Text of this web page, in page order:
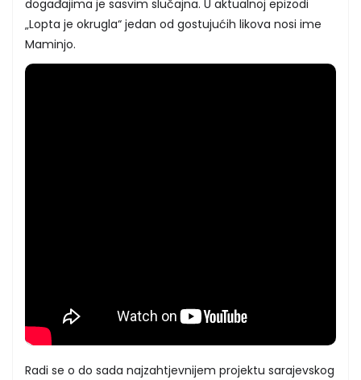
događajima je sasvim slučajna. U aktualnoj epizodi
„Lopta je okrugla“ jedan od gostujućih likova nosi ime
Maminjo.
Radi se o do sada najzahtjevnijem projektu sarajevskog